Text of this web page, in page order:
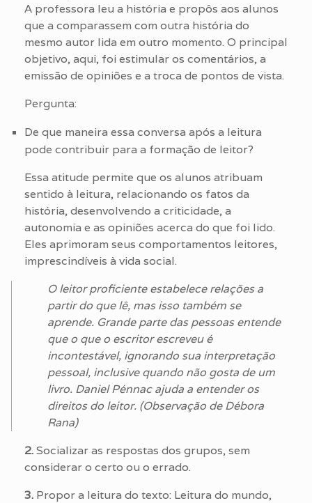
A professora leu a história e propôs aos alunos
que a comparassem com outra história do
mesmo autor lida em outro momento. O principal
objetivo, aqui, foi estimular os comentários, a
emissão de opiniões e a troca de pontos de vista.
Pergunta:
De que maneira essa conversa após a leitura
pode contribuir para a formação de leitor?
Essa atitude permite que os alunos atribuam
sentido à leitura, relacionando os fatos da
história, desenvolvendo a criticidade, a
autonomia e as opiniões acerca do que foi lido.
Eles aprimoram seus comportamentos leitores,
imprescindíveis à vida social.
O leitor proficiente estabelece relações a
partir do que lê, mas isso também se
aprende. Grande parte das pessoas entende
que o que o escritor escreveu é
incontestável, ignorando sua interpretação
pessoal, inclusive quando não gosta de um
livro. Daniel Pénnac ajuda a entender os
direitos do leitor. (Observação de Débora
Rana)
2.Socializar as respostas dos grupos, sem
considerar o certo ou o errado.
3. Propor a leitura do texto: Leitura do mundo,